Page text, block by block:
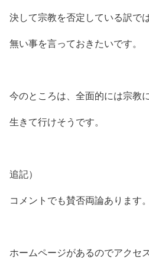
決して宗教を否定している訳で
無い事を言っておきたいです。
今のところは、全面的には宗教
生きて行けそうです。
追記）
コメントでも賛否両論あります。
ホームページがあるのでアクセ